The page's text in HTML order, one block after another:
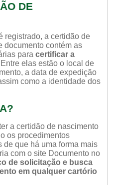
DE
registrado, a certidão de
documento contém as
para certificar a
Entre elas estão o local de
a data de expedição
como a identidade dos
a certidão de nascimento
os procedimentos
de que há uma forma mais
com o site Documento no
de solicitação e busca
em qualquer cartório